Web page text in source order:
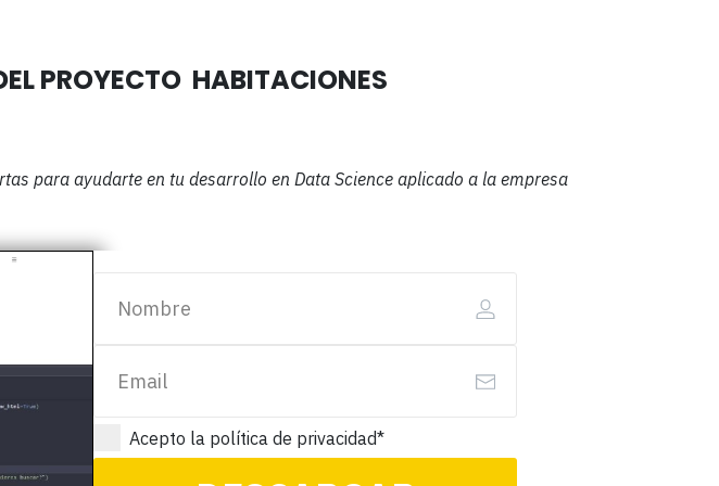
PROYECTO HABITACIONES
para ayudarte en tu desarrollo en Data Science aplicado a la empresa
Acepto la política de privacidad*